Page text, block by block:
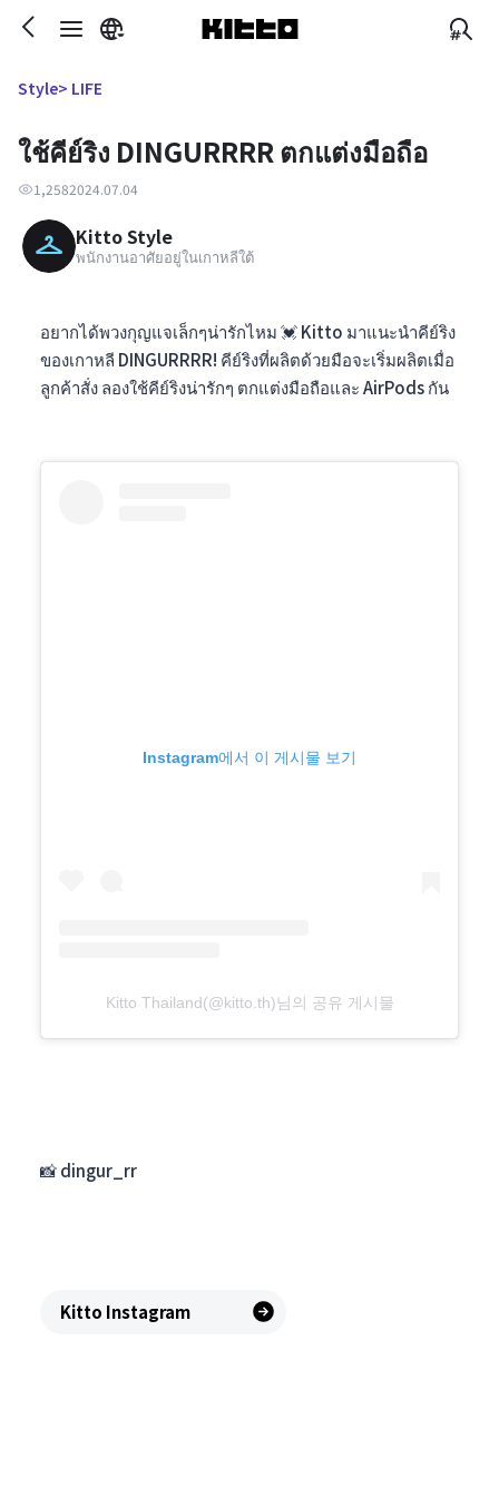
Style> LIFE
ใช้คีย์ริง DINGURRRR ตกแต่งมือถือ
1,2582024.07.04
Kitto Style
พนักงานอาศัยอยู่ในเกาหลีใต้
อยากได้พวงกุญแจเล็กๆน่ารักไหม 💓 Kitto มาแนะนำคีย์ริง
ของเกาหลี DINGURRRR! คีย์ริงที่ผลิตด้วยมือจะเริ่มผลิตเมื่อ
ลูกค้าสั่ง ลองใช้คีย์ริงน่ารักๆ ตกแต่งมือถือและ AirPods กัน
Instagram에서 이 게시물 보기
Kitto Thailand(@kitto.th)님의 공유 게시물
📸 dingur_rr
Kitto Instagram